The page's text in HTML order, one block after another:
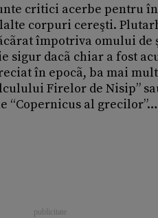
critici acerbe pentru
corpuri cereşti.
împotriva omului
dacã chiar a fost
în epocã, ba mai
Firelor de Nisip”
“Copernicus al grecilor”…